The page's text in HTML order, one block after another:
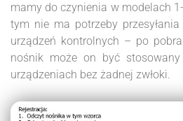
mamy do czynienia w modelach
tym nie ma potrzeby
urządzeń kontrolnych – po
nośnik może on być
urządzeniach bez żadnej zwłoki.